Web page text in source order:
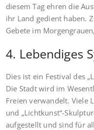
diesem Tag ehren die
ihr Land gedient haben.
Gebete im
4. Lebendiges
Dies ist ein Festival des
Die Stadt wird im
Freien verwandelt. Viele
und „Lichtkunst“-
aufgestellt und sind für